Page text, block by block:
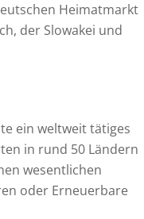
Heimatmarkt
der Slowakei und
ein weltweit tätiges
in rund 50 Ländern
wesentlichen
oder Erneuerbare